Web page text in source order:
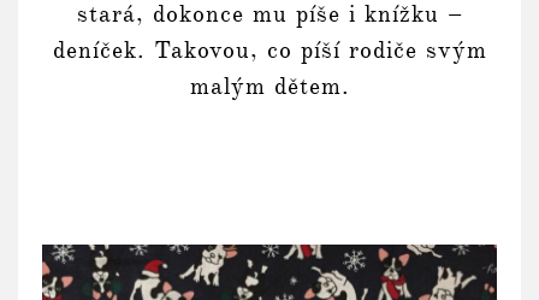
stará, dokonce mu píše i knížku –
deníček. Takovou, co píší rodiče svým
malým dětem.